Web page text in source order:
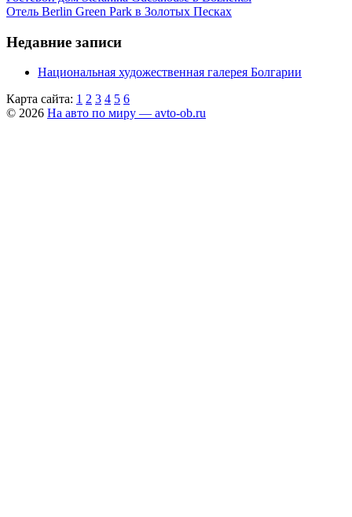
Отель Berlin Green Park в Золотых Песках
Недавние записи
Национальная художественная галерея Болгарии
Карта сайта: 1 2 3 4 5 6
© 2026 На авто по миру — avto-ob.ru